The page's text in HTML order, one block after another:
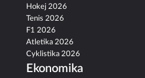
Hokej 2026
Tenis 2026
F1 2026
Atletika 2026
Cyklistika 2026
Ekonomika